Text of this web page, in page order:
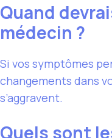
Quand
médecin ?
Si vos symptômes
changements dans
s’aggravent.
Quels sont